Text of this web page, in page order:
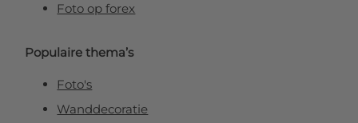
Foto op forex
Populaire thema’s
Foto's
Wanddecoratie